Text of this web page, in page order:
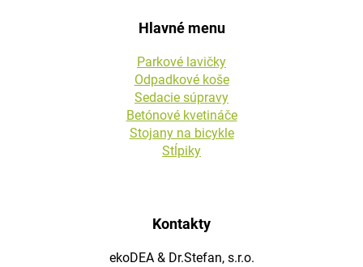
Hlavné menu
Parkové lavičky
Odpadkové koše
Sedacie súpravy
Betónové kvetináče
Stojany na bicykle
Stĺpiky
Kontakty
ekoDEA & Dr.Stefan, s.r.o.